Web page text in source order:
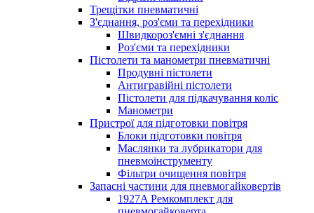
Трещітки пневматичні
З'єднання, роз'єми та перехідники
Швидкороз'ємні з'єднання
Роз'єми та перехідники
Пістолети та манометри пневматичні
Продувні пістолети
Антигравійні пістолети
Пістолети для підкачування коліс
Манометри
Пристрої для підготовки повітря
Блоки підготовки повітря
Маслянки та лубрикатори для
пневмоінструменту
Фільтри очищення повітря
Запасні частини для пневмогайковертів
1927A Ремкомплект для